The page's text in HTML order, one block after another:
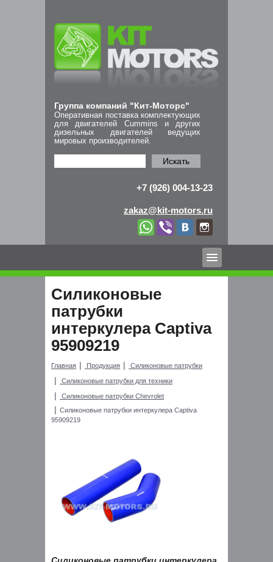
Группа компаний "Кит-Моторс"
Оперативная поставка комплектующих
для двигателей Cummins и других
дизельных двигателей ведущих
мировых производителей.
Искать
+7 (926) 004-13-23
zakaz@kit-motors.ru
Силиконовые
патрубки
интеркулера Captiva
95909219
Главная Продукция Силиконовые патрубки
Силиконовые патрубки для техники
Силиконовые патрубки Chevrolet
Силиконовые патрубки интеркулера Captiva
95909219